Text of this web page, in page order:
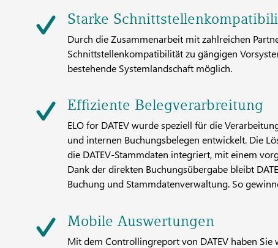
Starke
Durch die Zusammenarbeit mit zahlreichen
Schnittstellenkompatibilität zu gängigen
bestehende Systemlandschaft möglich.
Effiziente Belegverarbreitung
ELO for DATEV wurde speziell für die
und internen Buchungsbelegen entwickelt. Die
die DATEV-Stammdaten integriert, mit einem
Dank der direkten Buchungsübergabe bleibt
Buchung und Stammdatenverwaltung. So
Mobile Auswertungen
Mit dem Controllingreport von DATEV haben